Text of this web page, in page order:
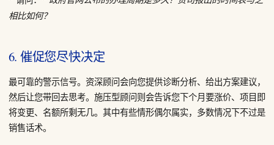
相比如何？
6. 催促您尽快决定
最可靠的警示信号。资深顾问会向您提供诊断分析、给出方案建议，
然后让您带回去思考。施压型顾问则会告诉您下个月要涨价、项目即
将变更、名额所剩无几。其中有些情形偶尔属实，多数情况下不过是
销售话术。